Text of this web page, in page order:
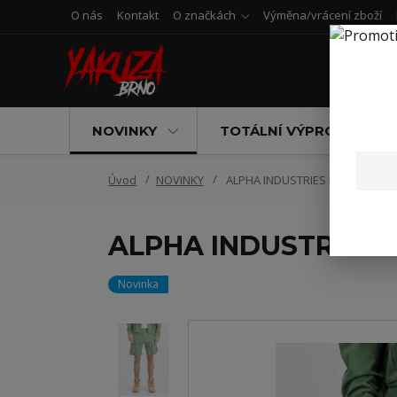
O nás Kontakt O značkách Výměna/vrácení zboží
NOVINKY TOTÁLNÍ VÝPRODEJ
Úvod NOVINKY ALPHA INDUSTRIES FLIYNG
ALPHA INDUSTRIES
Novinka